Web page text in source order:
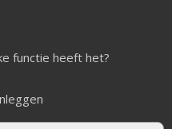
functie heeft het?